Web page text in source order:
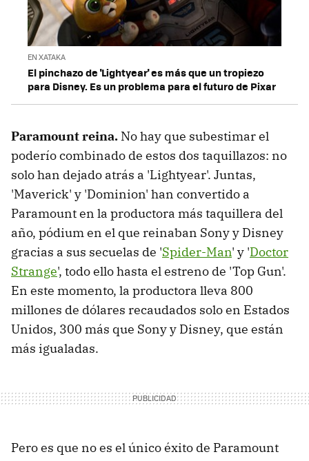
EN XATAKA
El pinchazo de 'Lightyear' es más que un tropiezo
para Disney. Es un problema para el futuro de Pixar
Paramount reina. No hay que subestimar el
poderío combinado de estos dos taquillazos: no
solo han dejado atrás a 'Lightyear'. Juntas,
'Maverick' y 'Dominion' han convertido a
Paramount en la productora más taquillera del
año, pódium en el que reinaban Sony y Disney
gracias a sus secuelas de 'Spider-Man' y 'Doctor
Strange', todo ello hasta el estreno de 'Top Gun'.
En este momento, la productora lleva 800
millones de dólares recaudados solo en Estados
Unidos, 300 más que Sony y Disney, que están
más igualadas.
Pero es que no es el único éxito de Paramount